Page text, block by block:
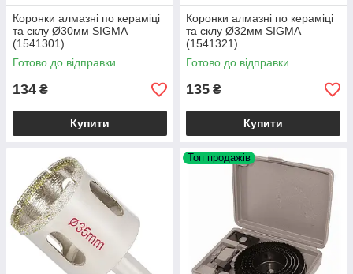
Коронки алмазні по кераміці
та склу Ø30мм SIGMA
(1541301)
Готово до відправки
134 ₴
Купити
Коронки алмазні по кераміці
та склу Ø32мм SIGMA
(1541321)
Готово до відправки
135 ₴
Купити
Топ продажів